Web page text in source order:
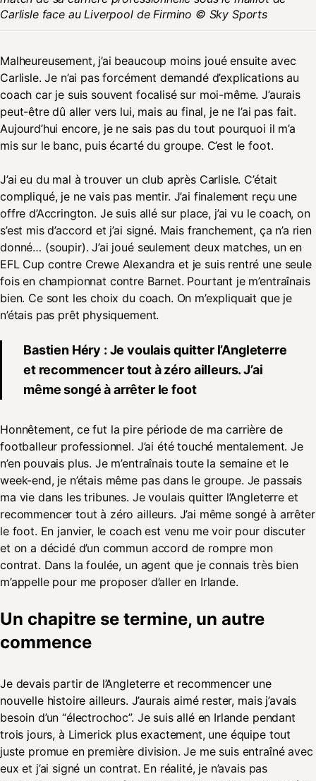
Carlisle face au Liverpool de Firmino © Sky Sports
Malheureusement, j’ai beaucoup moins joué ensuite avec
Carlisle. Je n’ai pas forcément demandé d’explications au
coach car je suis souvent focalisé sur moi-même. J’aurais
peut-être dû aller vers lui, mais au final, je ne l’ai pas fait.
Aujourd’hui encore, je ne sais pas du tout pourquoi il m’a
mis sur le banc, puis écarté du groupe. C’est le foot.
J’ai eu du mal à trouver un club après Carlisle. C’était
compliqué, je ne vais pas mentir. J’ai finalement reçu une
offre d’Accrington. Je suis allé sur place, j’ai vu le coach, on
s’est mis d’accord et j’ai signé. Mais franchement, ça n’a rien
donné… (soupir). J’ai joué seulement deux matches, un en
EFL Cup contre Crewe Alexandra et je suis rentré une seule
fois en championnat contre Barnet. Pourtant je m’entraînais
bien. Ce sont les choix du coach. On m’expliquait que je
n’étais pas prêt physiquement.
Bastien Héry : Je voulais quitter l’Angleterre
et recommencer tout à zéro ailleurs. J’ai
même songé à arrêter le foot
Honnêtement, ce fut la pire période de ma carrière de
footballeur professionnel. J’ai été touché mentalement. Je
n’en pouvais plus. Je m’entraînais toute la semaine et le
week-end, je n’étais même pas dans le groupe. Je passais
ma vie dans les tribunes. Je voulais quitter l’Angleterre et
recommencer tout à zéro ailleurs. J’ai même songé à arrêter
le foot. En janvier, le coach est venu me voir pour discuter
et on a décidé d’un commun accord de rompre mon
contrat. Dans la foulée, un agent que je connais très bien
m’appelle pour me proposer d’aller en Irlande.
Un chapitre se termine, un autre
commence
Je devais partir de l’Angleterre et recommencer une
nouvelle histoire ailleurs. J’aurais aimé rester, mais j’avais
besoin d’un “électrochoc”. Je suis allé en Irlande pendant
trois jours, à Limerick plus exactement, une équipe tout
juste promue en première division. Je me suis entraîné avec
eux et j’ai signé un contrat. En réalité, je n’avais pas